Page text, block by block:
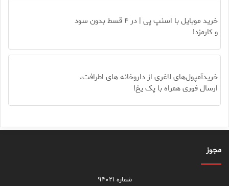
خرید موبایل با اسنپ پی | در ۴ قسط بدون سود
و کارمزد!
خریدآمپول‌های لاغری از داروخانه های اطرافت،
ارسال فوری همراه با پک یخ!
مجوز
شماره ۹۴۰۲۱